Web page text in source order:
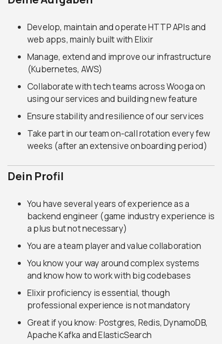
Develop, maintain and operate HTTP APIs and
web apps, mainly built with Elixir
Manage, extend and improve our infrastructure
(Kubernetes, AWS)
Collaborate with tech teams across Wooga on
using our services and building new feature
Ensure stability and resilience of our services
Take part in our team on-call rotation every few
weeks (after an extensive onboarding period)
Dein Profil
You have several years of experience as a
backend engineer (game industry experience is
a plus but not necessary)
You are a team player and value collaboration
You know your way around complex systems
and know how to work with big codebases
Elixir proficiency is essential, though
professional experience is not mandatory
Great if you know: Postgres, Redis, DynamoDB,
Apache Kafka and ElasticSearch